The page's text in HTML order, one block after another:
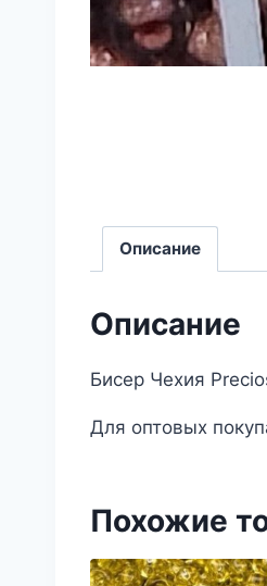
Описание
Описание
Бисер Чехия
Для оптовых
Похожие